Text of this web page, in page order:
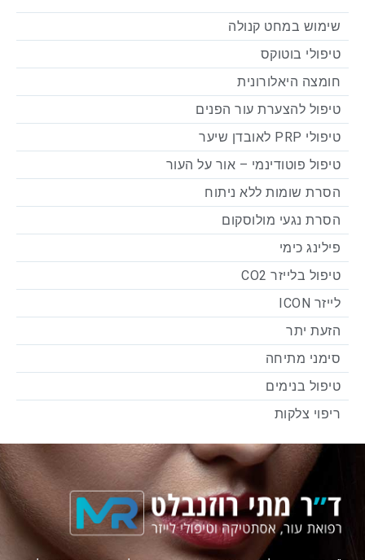
שימוש במחט קנולה
טיפולי בוטוקס
חומצה היאלורונית
טיפול להצערת עור הפנים
טיפולי PRP לאובדן שיער
טיפול פוטודינמי – אור על העור
הסרת שומות ללא ניתוח
הסרת נגעי מולוסקום
פילינג כימי
טיפול בלייזר CO2
לייזר ICON
הזעת יתר
סימני מתיחה
טיפול בנימים
ריפוי צלקות